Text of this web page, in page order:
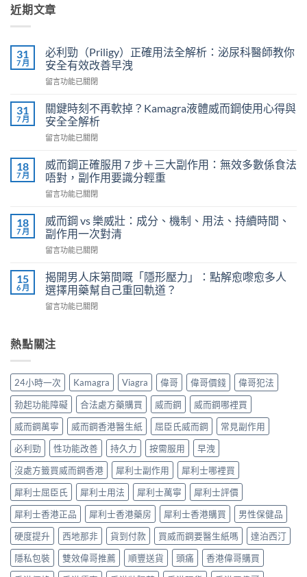
近期文章
31
7 月
必利勁（Priligy）正確用法全解析：泌尿科醫師教你
安全有效改善早洩
在
利
勁
（Priligy）
正
用
法
全
解
泌
尿
醫
教
你
安
效
改
早
洩〉
中
留言功能已關閉
31
7 月
關鍵時刻不再軟掉？Kamagra液體威而鋼使用心得與
安全全解析
在
鍵
時
刻
不
軟
掉？
Kamagra
液
威
而
使
得
全
全
解
析〉
中
留言功能已關閉
18
7 月
威而鋼正確服用 7 步＋三大副作用：無效多數係食法
唔對，副作用要識分輕重
在
而
鋼
正
確
用
7
步
＋
副
效
多
數
係
食
唔
對，
副
作
用
要
識
分
輕
重〉
留言功能已關閉
18
7 月
威而鋼 vs 樂威壯：成分、機制、用法、持續時間、
副作用一次對清
在
而
鋼
vs
樂
成
制、
用
法、
持
續
時
間、
副
作
用
一
次
對
清〉
中
留言功能已關閉
15
6 月
揭開男人床第間嘅「隱形壓力」：點解愈嚟愈多人
選擇用藥幫自己重回軌道？
在
男
人
第
嘅
「隱
形
壓
力」：
點
解
愈
嚟
愈
多
人
選
擇
用
藥
留言功能已關閉
熱點關注
24小時一次 Kamagra Viagra 偉哥 偉哥價錢
偉哥犯法
勃起功能障礙
合法處方藥購買 威而鋼
威而鋼哪裡買
威而鋼萬寧
威而鋼香港醫生紙 屈臣氏威而鋼
常見副作用
必利勁
性功能改善 持久力 按需服用
早洩
沒處方籤買威而鋼香港
犀利士副作用
犀利士哪裡買
犀利士屈臣氏
犀利士用法 犀利士萬寧
犀利士評價
犀利士香港正品
犀利士香港藥房 犀利士香港購買
男性保健品
硬度提升
西地那非 貨到付款 買威而鋼要醫生紙嗎
達泊西汀
隱私包裝
雙效偉哥推薦 順豐送貨 頭痛
香港偉哥購買